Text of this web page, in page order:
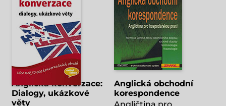
Anglická konverzace:
Dialogy, ukázkové
věty
Anglická obchodní
korespondence